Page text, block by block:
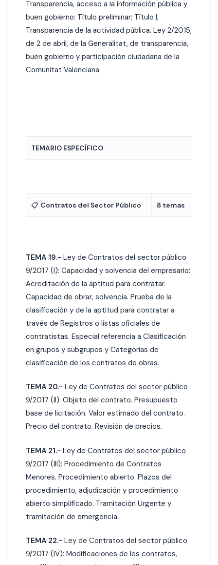
Transparencia, acceso a la información pública y
buen gobierno: Título preliminar; Título I,
Transparencia de la actividad pública. Ley 2/2015,
de 2 de abril, de la Generalitat, de transparencia,
buen gobierno y participación ciudadana de la
Comunitat Valenciana.
TEMARIO ESPECÍFICO
📋 Contratos del Sector Público 8 temas
TEMA 19.- Ley de Contratos del sector público
9/2017 (I): Capacidad y solvencia del empresario:
Acreditación de la aptitud para contratar.
Capacidad de obrar, solvencia. Prueba de la
clasificación y de la aptitud para contratar a
través de Registros o listas oficiales de
contratistas. Especial referencia a Clasificación
en grupos y subgrupos y Categorías de
clasificación de los contratos de obras.
TEMA 20.- Ley de Contratos del sector público
9/2017 (II): Objeto del contrato. Presupuesto
base de licitación. Valor estimado del contrato.
Precio del contrato. Revisión de precios.
TEMA 21.- Ley de Contratos del sector público
9/2017 (III): Procedimiento de Contratos
Menores. Procedimiento abierto: Plazos del
procedimiento, adjudicación y procedimiento
abierto simplificado. Tramitación Urgente y
tramitación de emergencia.
TEMA 22.- Ley de Contratos del sector público
9/2017 (IV): Modificaciones de los contratos,